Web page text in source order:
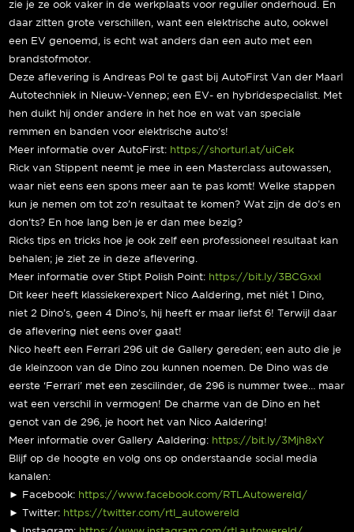
zie je ze ook vaker in de werkplaats voor regulier onderhoud. En
daar zitten grote verschillen, want een elektrische auto, ookwel
een EV genoemd, is echt wat anders dan een auto met een
brandstofmotor.
Deze aflevering is Andreas Pol te gast bij AutoFirst Van der Maarl
Autotechniek in Nieuw-Vennep; een EV- en hybridespecialist. Met
hen duikt hij onder andere in het hoe en wat van speciale
remmen en banden voor elektrische auto’s!
Meer informatie over AutoFirst: https://shorturl.at/uiCek
Rick van Stippent neemt je mee in een Masterclass autowassen,
waar niet eens een spons meer aan te pas komt! Welke stappen
kun je nemen om tot zo’n resultaat te komen? Wat zijn de do’s en
don’ts? En hoe lang ben je er dan mee bezig?
Ricks tips en tricks hoe je ook zelf een professioneel resultaat kan
behalen; je ziet ze in deze aflevering.
Meer informatie over Stipt Polish Point: https://bit.ly/3BCGxxI
Dit keer heeft klassiekerexpert Nico Aaldering, met niét 1 Dino,
niet 2 Dino’s, geen 4 Dino’s, hij heeft er maar liefst 6! Terwijl daar
de aflevering niet eens over gaat!
Nico heeft een Ferrari 296 uit de Gallery gereden; een auto die je
de kleinzoon van de Dino zou kunnen noemen. De Dino was de
eerste ‘Ferrari’ met een zescilinder, de 296 is nummer twee… maar
wat een verschil in vermogen! De charme van de Dino en het
genot van de 296, je hoort het van Nico Aaldering!
Meer informatie over Gallery Aaldering: https://bit.ly/3Mjh8xY
Blijf op de hoogte en volg ons op onderstaande social media
kanalen:
► Facebook: https://www.facebook.com/RTLAutowereld/
► Twitter: https://twitter.com/rtl_autowereld